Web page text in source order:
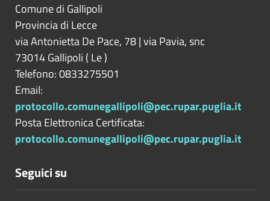
Comune di Gallipoli
Provincia di Lecce
via Antonietta De Pace, 78 | via Pavia, snc
73014Gallipoli ( Le)
Telefono: 0833275501
Email:
protocollo.comunegallipoli@pec.rupar.puglia.it
Posta Elettronica Certificata:
protocollo.comunegallipoli@pec.rupar.puglia.it
Seguici su